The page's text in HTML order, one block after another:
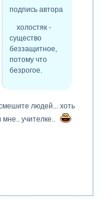
подпись автора
холостяк -
существо
беззащитное,
потому что
безрогое.
людей... хоть
мне.. учителке..